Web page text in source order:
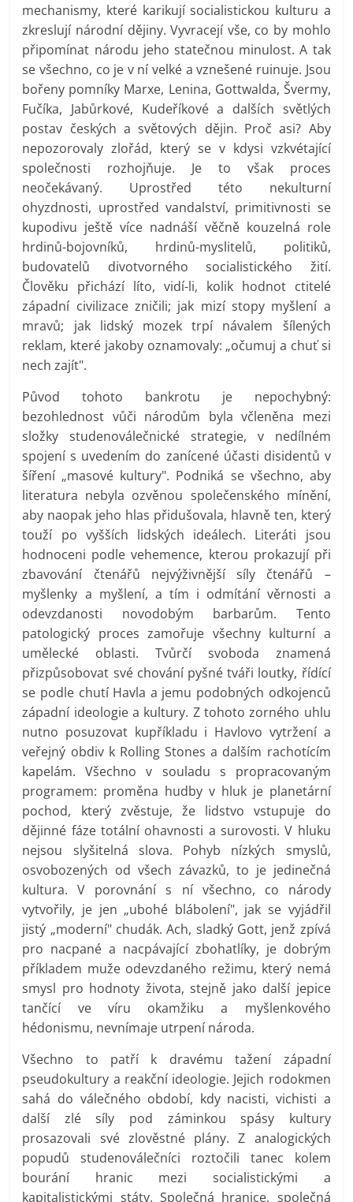
mechanismy, které karikují socialistickou kulturu a
zkreslují národní dějiny. Vyvracejí vše, co by mohlo
připomínat národu jeho statečnou minulost. A tak
se všechno, co je v ní velké a vznešené ruinuje. Jsou
bořeny pomníky Marxe, Lenina, Gottwalda, Švermy,
Fučíka, Jabůrkové, Kudeříkové a dalších světlých
postav českých a světových dějin. Proč asi? Aby
nepozorovaly zlořád, který se v kdysi vzkvétající
společnosti rozhojňuje. Je to však proces
neočekávaný. Uprostřed této nekulturní
ohyzdnosti, uprostřed vandalství, primitivnosti se
kupodivu ještě více nadnáší věčně kouzelná role
hrdinů-bojovníků, hrdinů-myslitelů, politiků,
budovatelů divotvorného socialistického žití.
Člověku přichází líto, vidí-li, kolik hodnot ctitelé
západní civilizace zničili; jak mizí stopy myšlení a
mravů; jak lidský mozek trpí návalem šílených
reklam, které jakoby oznamovaly: „očumuj a chuť si
nech zajít".
Původ tohoto bankrotu je nepochybný:
bezohlednost vůči národům byla včleněna mezi
složky studenoválečnické strategie, v nedílném
spojení s uvedením do zanícené účasti disidentů v
šíření „masové kultury". Podniká se všechno, aby
literatura nebyla ozvěnou společenského mínění,
aby naopak jeho hlas přidušovala, hlavně ten, který
touží po vyšších lidských ideálech. Literáti jsou
hodnoceni podle vehemence, kterou prokazují při
zbavování čtenářů nejvýživnější síly čtenářů –
myšlenky a myšlení, a tím i odmítání věrnosti a
odevzdanosti novodobým barbarům. Tento
patologický proces zamořuje všechny kulturní a
umělecké oblasti. Tvůrčí svoboda znamená
přizpůsobovat své chování pyšné tváři loutky, řídící
se podle chutí Havla a jemu podobných odkojenců
západní ideologie a kultury. Z tohoto zorného uhlu
nutno posuzovat kupříkladu i Havlovo vytržení a
veřejný obdiv k Rolling Stones a dalším rachotícím
kapelám. Všechno v souladu s propracovaným
programem: proměna hudby v hluk je planetární
pochod, který zvěstuje, že lidstvo vstupuje do
dějinné fáze totální ohavnosti a surovosti. V hluku
nejsou slyšitelná slova. Pohyb nízkých smyslů,
osvobozených od všech závazků, to je jedinečná
kultura. V porovnání s ní všechno, co národy
vytvořily, je jen „ubohé blábolení", jak se vyjádřil
jistý „moderní" chudák. Ach, sladký Gott, jenž zpívá
pro nacpané a nacpávající zbohatlíky, je dobrým
příkladem muže odevzdaného režimu, který nemá
smysl pro hodnoty života, stejně jako další jepice
tančící ve víru okamžiku a myšlenkového
hédonismu, nevnímaje utrpení národa.
Všechno to patří k dravému tažení západní
pseudokultury a reakční ideologie. Jejich rodokmen
sahá do válečného období, kdy nacisti, vichisti a
další zlé síly pod záminkou spásy kultury
prosazovali své zlověstné plány. Z analogických
popudů studenoválečníci roztočili tanec kolem
bourání hranic mezi socialistickými a
kapitalistickými státy. Společná hranice, společná